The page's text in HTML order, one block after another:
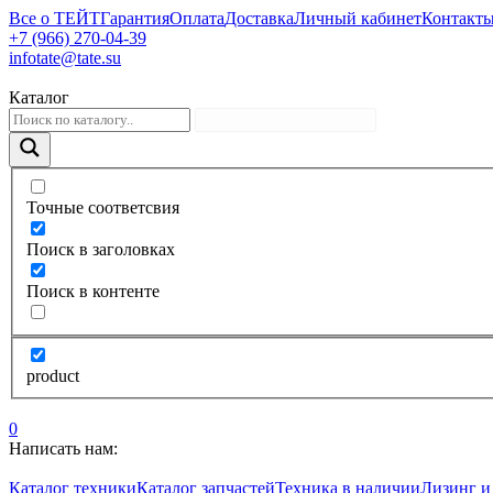
Все о ТЕЙТГарантияОплатаДоставкаЛичный кабинет
+7 (966) 270-04-39
infotate@tate.su
Каталог
Точные соответсвия
Поиск в заголовках
Поиск в контенте
product
0
Написать нам:
Каталог техникиКаталог запчастейТехника в наличииЛизинг